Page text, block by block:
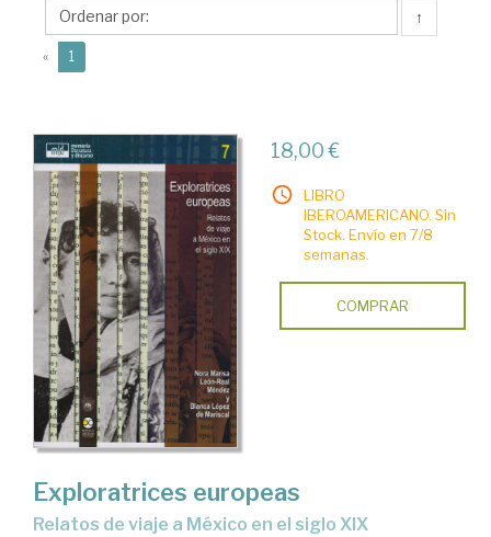
Mariscal,
Blanca
↑
« 1
18,00 €
LIBRO
IBEROAMERICANO. Sin
Stock. Envío en 7/8
semanas.
COMPRAR
Exploratrices europeas
relatos de viaje a México en el siglo XIX